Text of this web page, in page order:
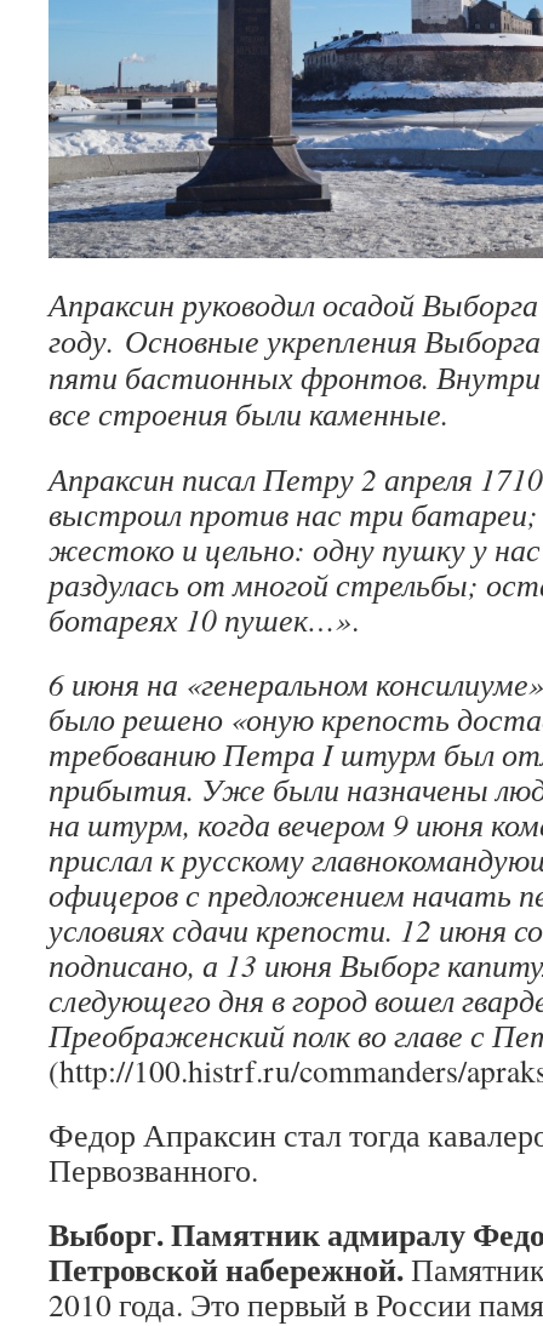
Апраксин руководил осадой
году. Основные укрепления
пяти бастионных фронтов. Внутри
все строения были каменные.
Апраксин писал Петру 2 апреля
выстроил против нас три батареи;
жестоко и цельно: одну пушку у нас
раздулась от многой стрельбы;
ботареях 10 пушек…».
6 июня на «генеральном
было решено «оную крепость
требованию Петра I штурм был
прибытия. Уже были назначены
на штурм, когда вечером 9 июня
прислал к русскому
офицеров с предложением начать
условиях сдачи крепости. 12 июня
подписано, а 13 июня Выборг
следующего дня в город вошел
Преображенский полк во главе с
(http://100.histrf.ru/commanders/
Федор Апраксин стал тогда
Первозванного.
Выборг. Памятник адмиралу
Петровской набережной.
2010 года. Это первый в России